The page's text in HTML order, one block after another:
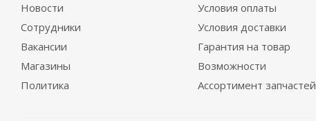
Новости
Сотрудники
Вакансии
Магазины
Политика
Условия оплаты
Условия доставки
Гарантия на товар
Возможности
Ассортимент запчастей